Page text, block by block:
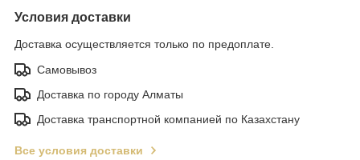
Условия доставки
Доставка осуществляется только по предоплате.
Самовывоз
Доставка по городу Алматы
Доставка транспортной компанией по Казахстану
Все условия доставки